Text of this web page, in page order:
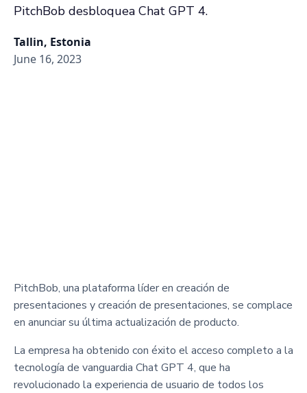
PitchBob desbloquea Chat GPT 4.
Tallin, Estonia
June 16, 2023
PitchBob, una plataforma líder en creación de
presentaciones y creación de presentaciones, se complace
en anunciar su última actualización de producto.
La empresa ha obtenido con éxito el acceso completo a la
tecnología de vanguardia Chat GPT 4, que ha
revolucionado la experiencia de usuario de todos los